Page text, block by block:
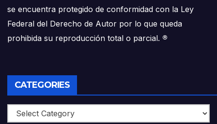
se encuentra protegido de conformidad con la Ley
Federal del Derecho de Autor por lo que queda
prohibida su reproducción total o parcial. ®
CATEGORIES
Categories